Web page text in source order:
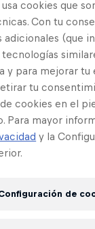
2026
cookies que
Con tu
adicionales (que
y para mejorar tu
tu
cookies en el
Para mayor
y la
de